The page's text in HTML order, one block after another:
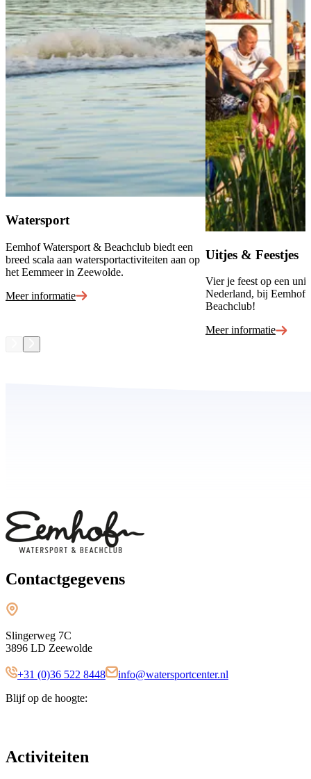
Watersport
Eemhof Watersport & Beachclub biedt een
breed scala aan watersportactiviteiten aan op
het Eemmeer in Zeewolde.
Meer informatie
Uitjes & Feestjes
Vier je feest op een
Nederland, bij Eemhof
Beachclub!
Meer informatie
Contactgegevens
Slingerweg 7C
3896 LD Zeewolde
+31 (0)36 522 8448
info@watersportcenter.nl
Blijf op de hoogte:
Activiteiten